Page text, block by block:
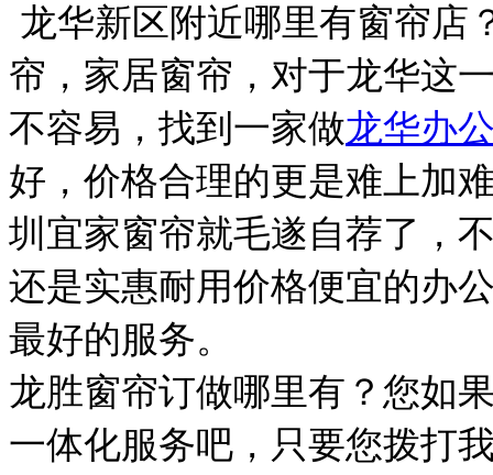
龙华新区附近哪里有窗帘店
帘，家居窗帘，对于龙华这
不容易，找到一家做龙华办
好，价格合理的更是难上加
圳宜家窗帘就毛遂自荐了，
还是实惠耐用价格便宜的办
最好的服务。
龙胜窗帘订做哪里有？您如
一体化服务吧，只要您拨打